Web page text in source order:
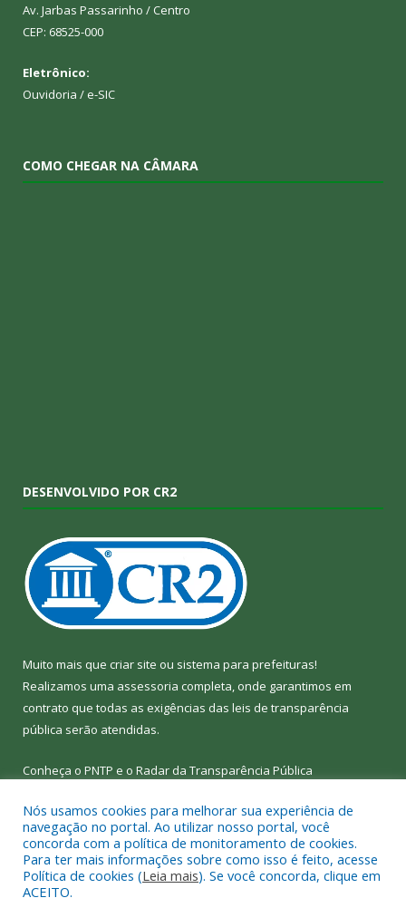
Av. Jarbas Passarinho / Centro
CEP: 68525-000
Eletrônico:
Ouvidoria / e-SIC
COMO CHEGAR NA CÂMARA
DESENVOLVIDO POR CR2
Muito mais que criar site ou sistema para prefeituras!
Realizamos uma assessoria completa, onde garantimos em
contrato que todas as exigências das leis de transparência
pública serão atendidas.
Conheça o PNTP e o Radar da Transparência Pública
Todos os direitos reservados a Câmara Municipal de Bom Jesus
do Tocantins.
Nós usamos cookies para melhorar sua experiência de
navegação no portal. Ao utilizar nosso portal, você
concorda com a política de monitoramento de cookies.
Para ter mais informações sobre como isso é feito, acesse
Política de cookies (Leia mais). Se você concorda, clique em
ACEITO.